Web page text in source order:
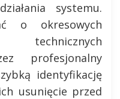
systemu.
o okresowych
profesjonalny
identyfikację
usunięcie przed